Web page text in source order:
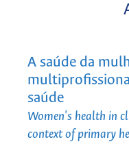
A saúde da
saúde
Women's health in
context of primary